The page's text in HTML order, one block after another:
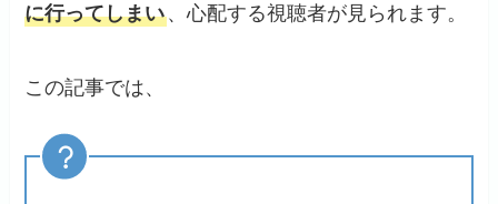
に行ってしまい、心配する視聴者が見られます。
この記事では、